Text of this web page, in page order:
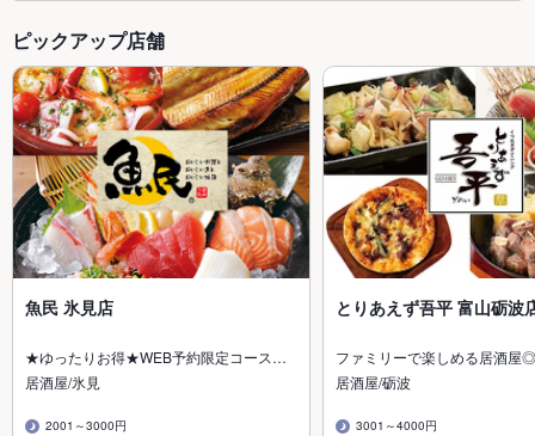
ピックアップ店舗
魚民 氷見店
★ゆったりお得★WEB予約限定コース…
居酒屋/氷見
2001～3000円
とりあえず吾平 富山砺波
ファミリーで楽しめる居酒
居酒屋/砺波
3001～4000円